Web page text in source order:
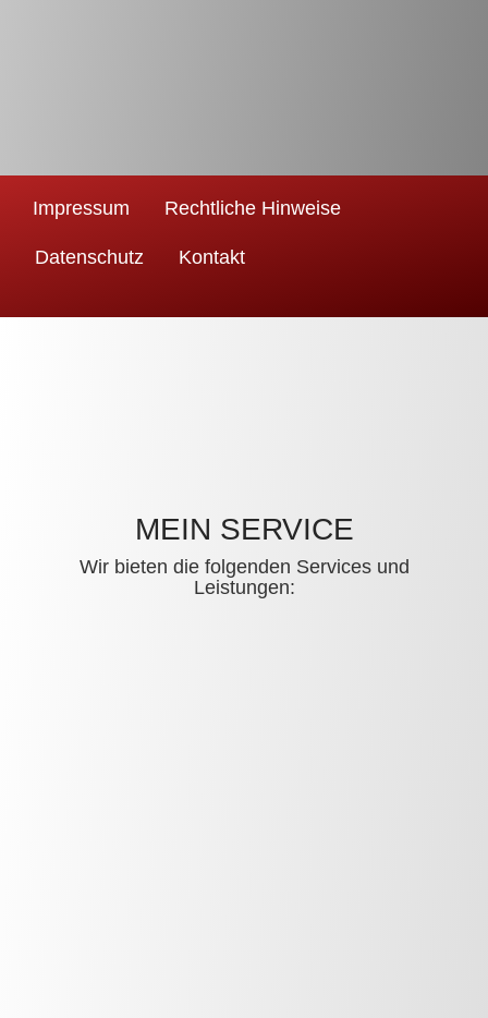
Impressum Rechtliche Hinweise
Datenschutz Kontakt
MEIN SERVICE
Wir bieten die folgenden Services und
Leistungen: